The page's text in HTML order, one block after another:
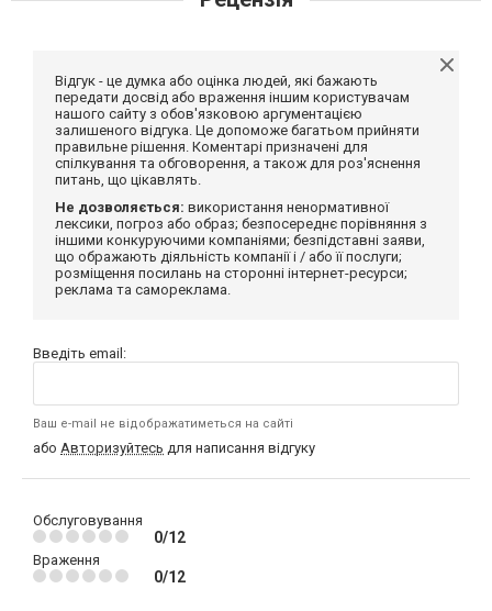
Відгук - це думка або оцінка людей, які бажають
передати досвід або враження іншим користувачам
нашого сайту з обов'язковою аргументацією
залишеного відгука. Це допоможе багатьом прийняти
правильне рішення. Коментарі призначені для
спілкування та обговорення, а також для роз'яснення
питань, що цікавлять.
Не дозволяється: використання ненормативної
лексики, погроз або образ; безпосереднє порівняння з
іншими конкуруючими компаніями; безпідставні заяви,
що ображають діяльність компанії і / або її послуги;
розміщення посилань на сторонні інтернет-ресурси;
реклама та самореклама.
Введіть email:
Ваш e-mail не відображатиметься на сайті
або Авторизуйтесь для написання відгуку
Обслуговування
0/12
Враження
0/12